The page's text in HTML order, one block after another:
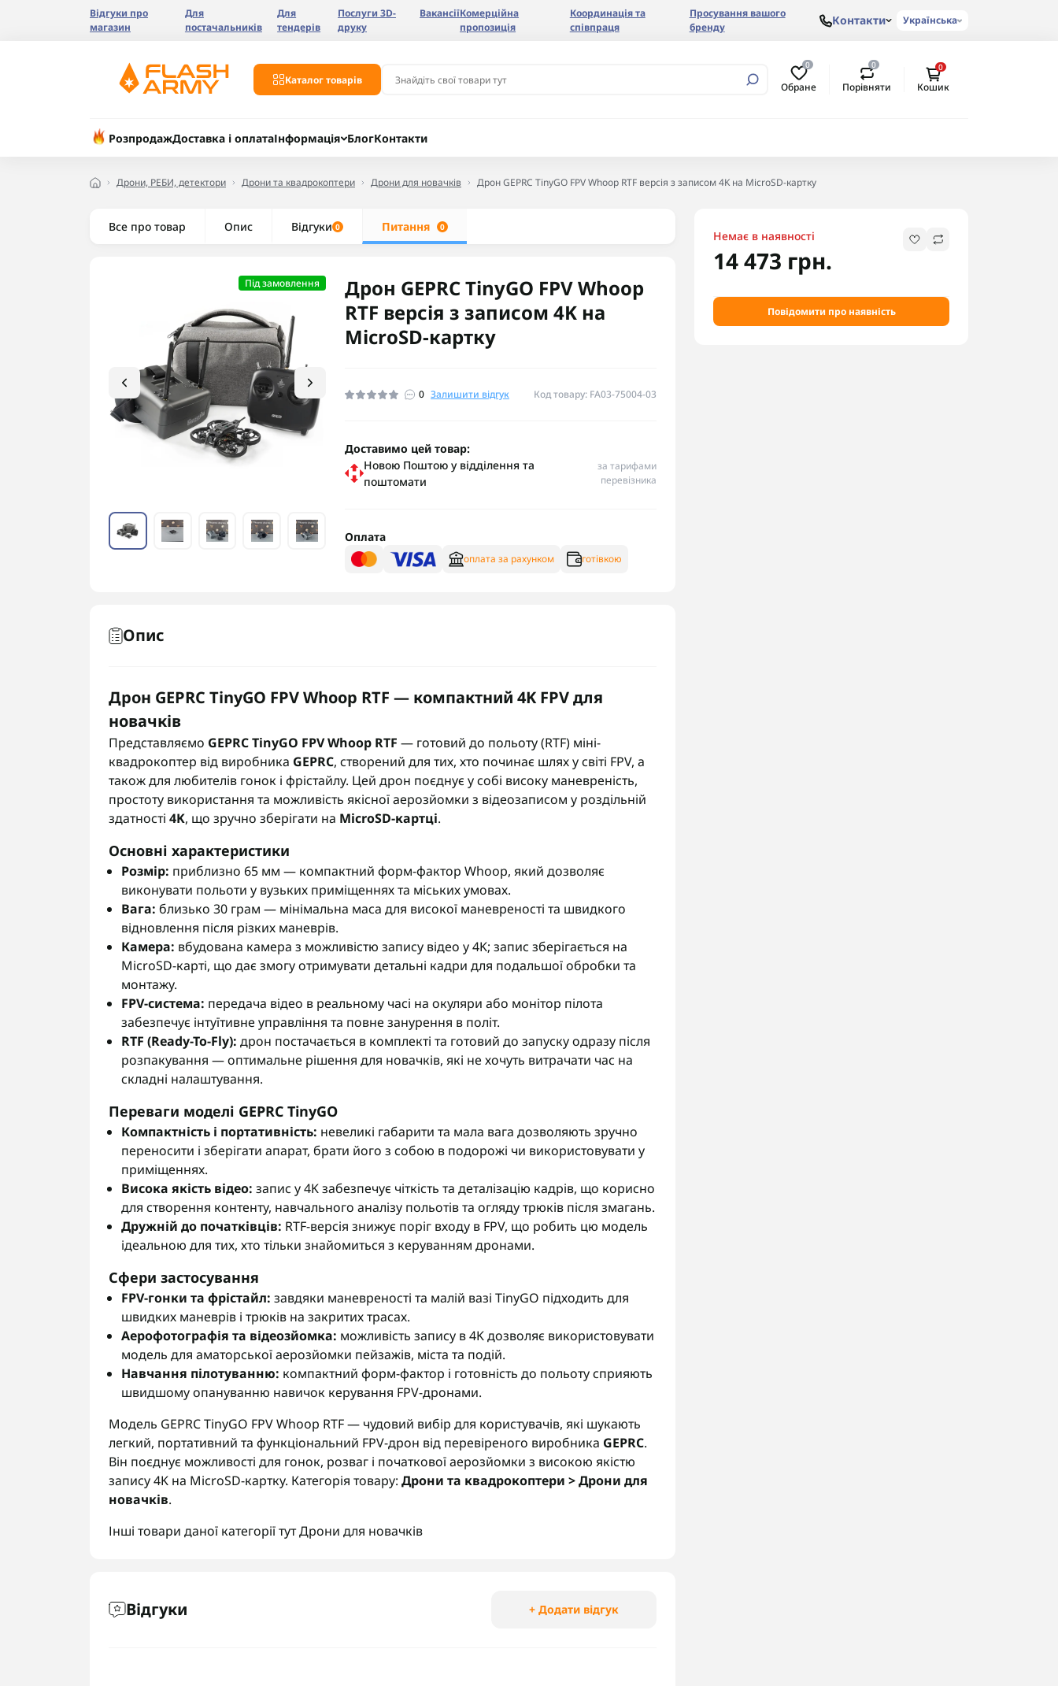
Відгуки про
магазин
Для
постачальників
Для
тендерів
Послуги 3D-
друку
ВакансіїКомерційна
пропозиція
Координація та
співпраця
Просування вашого
бренду
Контакти Українська
Каталог товарів
0
Обране
0
Порівняти
0
Кошик
РозпродажДоставка і оплатаІнформація БлогКонтакти
Дрони, РЕБИ, детектори Дрони та квадрокоптери Дрони для новачків Дрон GEPRC TinyGO FPV Whoop RTF версія з записом 4K на MicroSD-картку
Все про товар Опис Відгуки 0 Питання 0
Під замовлення
Дрон GEPRC TinyGO FPV Whoop
RTF версія з записом 4K на
MicroSD-картку
0 Залишити відгук Код товару: FA03-75004-03
Немає в наявності
14 473 грн.
Повідомити про наявність
Доставимо цей товар:
Новою Поштою у відділення та
поштомати
за тарифами
перевізника
Оплата
оплата за рахунком готівкою
Опис
Дрон GEPRC TinyGO FPV Whoop RTF — компактний 4K FPV для
новачків
Представляємо GEPRC TinyGO FPV Whoop RTF — готовий до польоту (RTF) міні-
квадрокоптер від виробника GEPRC, створений для тих, хто починає шлях у світі FPV, а
також для любителів гонок і фрістайлу. Цей дрон поєднує у собі високу маневреність,
простоту використання та можливість якісної аерозйомки з відеозаписом у роздільній
здатності 4K, що зручно зберігати на MicroSD-картці.
Основні характеристики
Розмір: приблизно 65 мм — компактний форм-фактор Whoop, який дозволяє
виконувати польоти у вузьких приміщеннях та міських умовах.
Вага: близько 30 грам — мінімальна маса для високої маневреності та швидкого
відновлення після різких маневрів.
Камера: вбудована камера з можливістю запису відео у 4K; запис зберігається на
MicroSD-карті, що дає змогу отримувати детальні кадри для подальшої обробки та
монтажу.
FPV-система: передача відео в реальному часі на окуляри або монітор пілота
забезпечує інтуїтивне управління та повне занурення в політ.
RTF (Ready-To-Fly): дрон постачається в комплекті та готовий до запуску одразу після
розпакування — оптимальне рішення для новачків, які не хочуть витрачати час на
складні налаштування.
Переваги моделі GEPRC TinyGO
Компактність і портативність: невеликі габарити та мала вага дозволяють зручно
переносити і зберігати апарат, брати його з собою в подорожі чи використовувати у
приміщеннях.
Висока якість відео: запис у 4K забезпечує чіткість та деталізацію кадрів, що корисно
для створення контенту, навчального аналізу польотів та огляду трюків після змагань.
Дружній до початківців: RTF-версія знижує поріг входу в FPV, що робить цю модель
ідеальною для тих, хто тільки знайомиться з керуванням дронами.
Сфери застосування
FPV-гонки та фрістайл: завдяки маневреності та малій вазі TinyGO підходить для
швидких маневрів і трюків на закритих трасах.
Аерофотографія та відеозйомка: можливість запису в 4K дозволяє використовувати
модель для аматорської аерозйомки пейзажів, міста та подій.
Навчання пілотуванню: компактний форм-фактор і готовність до польоту сприяють
швидшому опануванню навичок керування FPV-дронами.
Модель GEPRC TinyGO FPV Whoop RTF — чудовий вибір для користувачів, які шукають
легкий, портативний та функціональний FPV-дрон від перевіреного виробника GEPRC.
Він поєднує можливості для гонок, розваг і початкової аерозйомки з високою якістю
запису 4K на MicroSD-картку. Категорія товару: Дрони та квадрокоптери > Дрони для
новачків.
Інші товари даної категорії тутДрони для новачків
Відгуки + Додати відгук